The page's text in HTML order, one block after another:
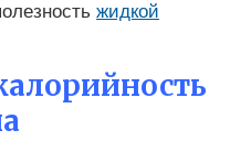
жидкой